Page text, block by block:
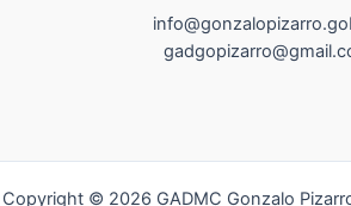
Copyright © 2026 GADMC Gonzalo